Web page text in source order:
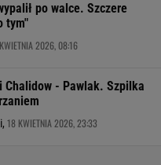
po walce. Szczere
tym"
2026, 08:16
Chalidow - Pawlak. Szpilka
18 KWIETNIA 2026, 23:33